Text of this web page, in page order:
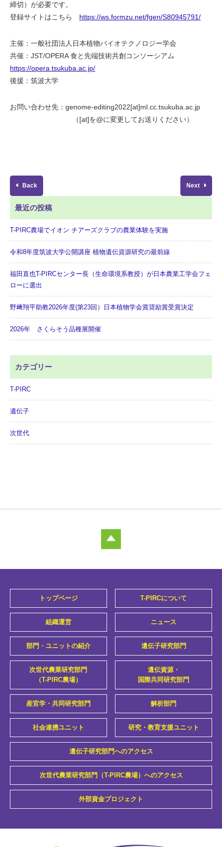
締切）が必要です。
登録サイトはこちら https://ws.formzu.net/fgen/S80945791/
主催：一般社団法人日本植物バイオテクノロジー学会
共催：JST/OPERA 食と先端技術共創コンソーシアム
https://opera.tsukuba.ac.jp/
後援：筑波大学
お問い合わせ先：genome-editing2022[at]ml.cc.tsukuba.ac.jp
（[at]を@に変更してお送りください）
Back Next
最近の投稿
T-PIRC農場でイオン チアーズクラブの農業体験を実施
令和8年度筑波大学公開講座 植物遺伝資源研究の最前線
福田直也T-PIRCセンター長（生命環境系教授）が日本農業工学会フェ
ローに選出
野﨑翔平助教2026年度(第23回）日本植物学会賞奨励賞受賞決定
2026年 さくらそう品種展開催
カテゴリー
T-PIRC
遺伝子
次世代
トップページ T-PIRCについて
組織運営 ニュース
部門・ユニットの紹介 遺伝子研究部門
次世代農業研究部門
（T-PIRC農場）
遺伝資源・
国際共同研究部門
産官学・共同研究部門 解析部門
社会連携ユニット 研究・教育支援ユニット
遺伝子研究部門へのアクセス
次世代農業研究部門（T-PIRC農場）へのアクセス
外部資金プロジェクト